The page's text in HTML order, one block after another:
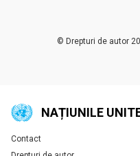
© Drepturi de autor
NAȚIUNILE
Global U.N. menu
Contact